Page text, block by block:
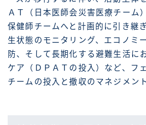
ＡＴ（日本医師会災害医療チーム
保健師チームへと計画的に引き継
生状態のモニタリング、エコノミ
防、そして長期化する避難生活に
ケア（ＤＰＡＴの投入）など、フ
チームの投入と撤収のマネジメン